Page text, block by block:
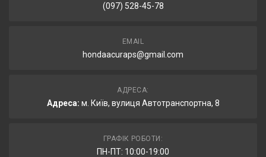
(097) 528-45-78
EMAIL
hondaacuraps@gmail.com
АДРЕСА:
Адреса: м. Київ, вулиця Автотранспортна, 8
ГРАФІК РОБОТИ:
ПН-ПТ: 10:00-19:00